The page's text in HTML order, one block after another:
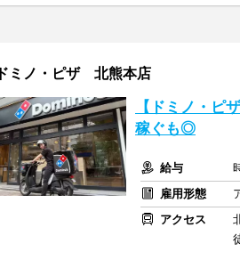
ドミノ・ピザ 北熊本店
【ドミノ・ピ
稼ぐも◎
給与
雇用形態
アクセス